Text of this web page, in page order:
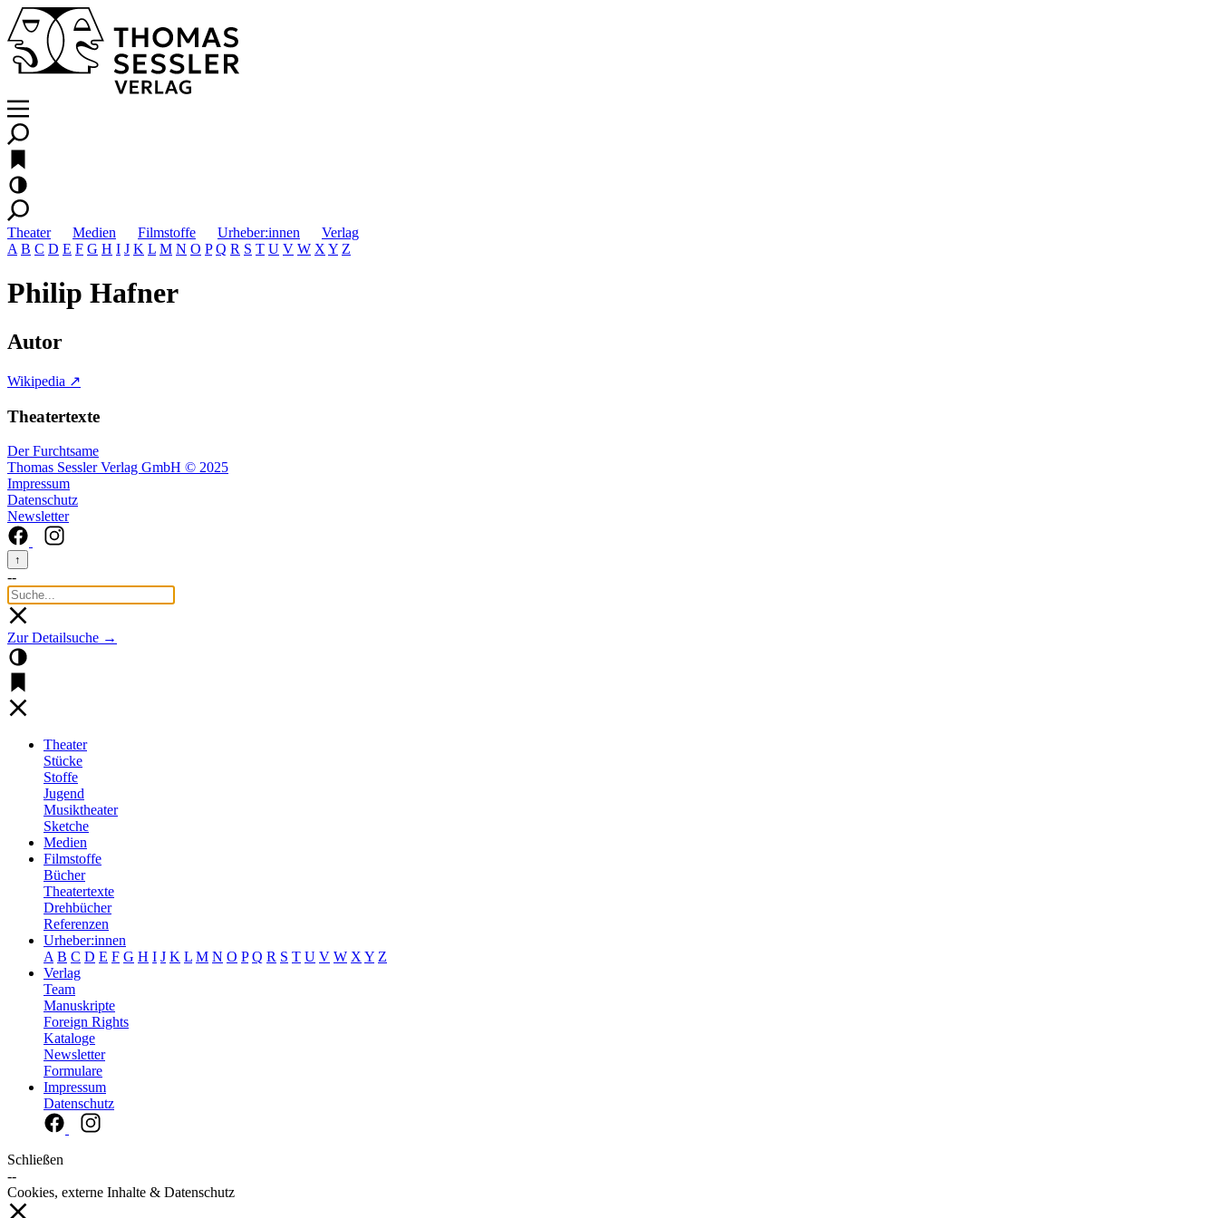
Theater Medien Filmstoffe Urheber:innen
Verlag
A B C D E F G H I J K L M N O P Q R S T U V W X Y Z
Philip Hafner
Autor
Wikipedia ↗
Theatertexte
Der Furchtsame
Thomas Sessler Verlag GmbH © 2025
Impressum
Datenschutz
Newsletter
↑
--
Zur Detailsuche →
Theater
Stücke
Stoffe
Jugend
Musiktheater
Sketche
Medien
Filmstoffe
Bücher
Theatertexte
Drehbücher
Referenzen
Urheber:innen
A B C D E F G H I J K L M N O P Q R S T U V W X Y Z
Verlag
Team
Manuskripte
Foreign Rights
Kataloge
Newsletter
Formulare
Impressum
Datenschutz
Schließen
--
Cookies, externe Inhalte & Datenschutz